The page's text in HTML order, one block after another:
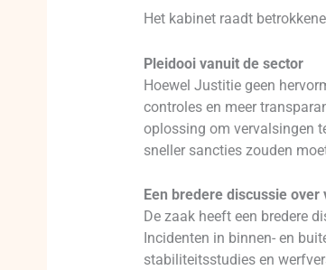
Het kabinet raadt
Pleidooi vanuit de sector
Hoewel Justitie geen
controles en meer
oplossing om vervalsingen
sneller sancties zouden
Een bredere discussie
De zaak heeft een bredere
Incidenten in binnen- en
stabiliteitsstudies en